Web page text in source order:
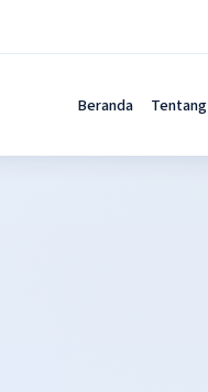
Beranda Tentang